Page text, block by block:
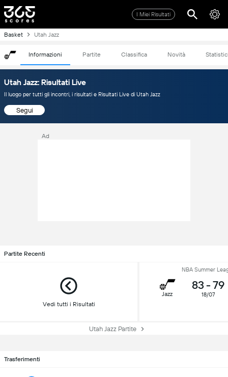
I Miei Risultati
Basket Utah Jazz
Informazioni Partite Classifica Novità
Utah Jazz: Risultati Live
Il luogo per tutti gli incontri, i risultati e Risultati Live di Utah Jazz
Segui
Ad
Partite Recenti
Vedi tutti i Risultati
NBA Summer
Jazz
83 - 79
18/07
Utah Jazz Partite
Trasferimenti